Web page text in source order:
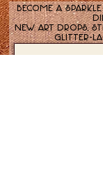
는 속삭임입니
르지 않습니다.
하고, 끌어당겨
완전히 사로잡
Become a
new art drops,
glitter-